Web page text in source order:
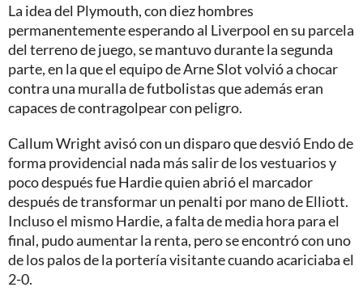
La idea del Plymouth, con diez hombres
permanentemente esperando al Liverpool en su parcela
del terreno de juego, se mantuvo durante la segunda
parte, en la que el equipo de Arne Slot volvió a chocar
contra una muralla de futbolistas que además eran
capaces de contragolpear con peligro.
Callum Wright avisó con un disparo que desvió Endo de
forma providencial nada más salir de los vestuarios y
poco después fue Hardie quien abrió el marcador
después de transformar un penalti por mano de Elliott.
Incluso el mismo Hardie, a falta de media hora para el
final, pudo aumentar la renta, pero se encontró con uno
de los palos de la portería visitante cuando acariciaba el
2-0.